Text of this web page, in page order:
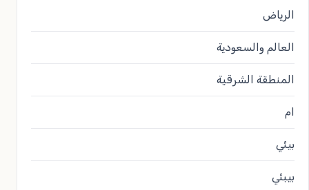
الرياض
العالم والسعودية
المنطقة الشرقية
ام
بيئي
بيبئي